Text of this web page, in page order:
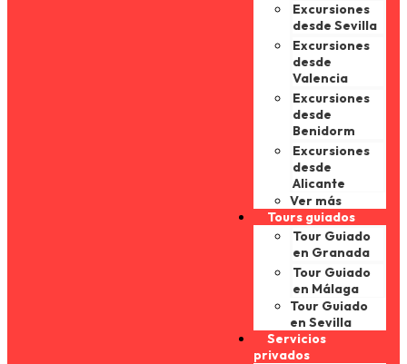
Excursiones
desde Sevilla
Excursiones
desde
Valencia
Excursiones
desde
Benidorm
Excursiones
desde
Alicante
Ver más
Tours guiados
Tour Guiado
en Granada
Tour Guiado
en Málaga
Tour Guiado
en Sevilla
Servicios
privados